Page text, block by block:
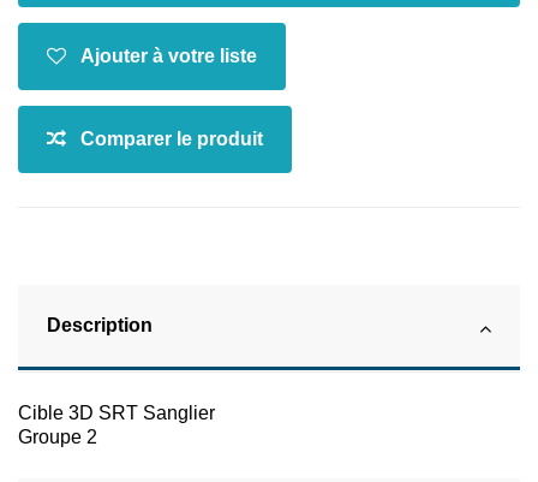
Description
Cible 3D SRT Sanglier
Groupe 2